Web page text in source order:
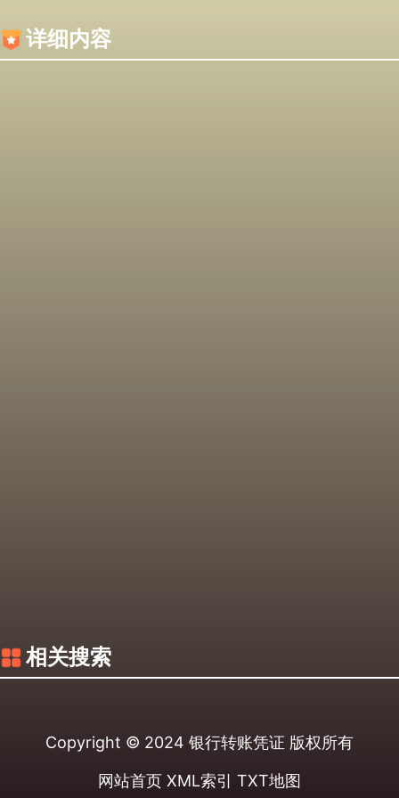
详细内容
相关搜索
Copyright © 2024 银行转账凭证 版权所有
网站首页 XML索引 TXT地图